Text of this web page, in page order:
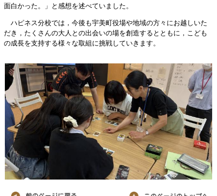
面白かった。」と感想を述べていました。
ハピネス分校では，今後も宇美町役場や地域の方々にお越しいた
だき，たくさんの大人との出会いの場を創造するとともに，こども
の成長を支持する様々な取組に挑戦していきます。